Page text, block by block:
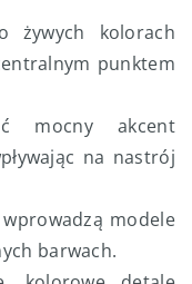
żywych kolorach
punktem
mocny akcent
na nastrój
modele
barwach.